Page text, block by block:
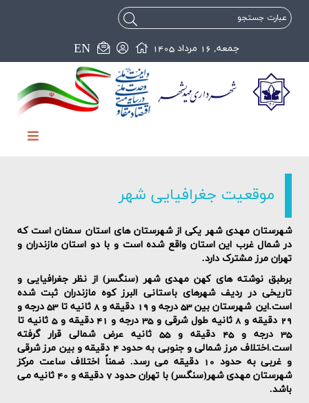
جمعه, 16 مرداد 1405 EN
موقعیت جغرافیایی شهر
شهرستان مهدی شهر یکی از شهرستان های استان سمنان است که
در شمال غرب این استان واقع شده است و با دو استان مازندران و
تهران مرز مشترک دارد.
برطبق نوشته های کهن مهدی شهر (سنگسر) از نظر جغرافیایی و
تاریخی در ردیف شهرهای باستانی البرز کوه مازندران ثبت شده
است.این
شهرستان بین 53 درجه و 19 دقیقه و 8 ثانیه تا 53 درجه و
29 دقیقه و 8 ثانیه طول شرقی و 35 درجه و 41 دقیقه و 5 ثانیه تا
35 درجه و 45 دقیقه و 55 ثانیه عرض شمالی قرار گرفته
است.
اختلاف مرز شمالی و جنوبی به حدود 4 دقیقه و بین مرز شرقی
و غربی به حدود 10 دقیقه می رسد. ضمناً اختلاف ساعت مرکز
شهرستان مهدی شهر(سنگسر) با تهران حدود 7 دقیقه و 40 ثانیه می
باشد.